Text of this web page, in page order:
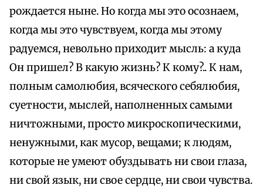
рождается ныне. Но когда мы это осознаем,
когда мы это чувствуем, когда мы этому
радуемся, невольно приходит мысль: а куда
Он пришел? В какую жизнь? К кому?.. К нам,
полным самолюбия, всяческого себялюбия,
суетности, мыслей, наполненных самыми
ничтожными, просто микроскопическими,
ненужными, как мусор, вещами; к людям,
которые не умеют обуздывать ни свои глаза,
ни свой язык, ни свое сердце, ни свои чувства.